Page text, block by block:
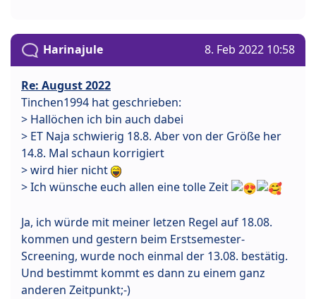
Harinajule 8. Feb 2022 10:58
Re: August 2022
Tinchen1994 hat geschrieben:
> Hallöchen ich bin auch dabei
> ET Naja schwierig 18.8. Aber von der Größe her
14.8. Mal schaun korrigiert
> wird hier nicht
> Ich wünsche euch allen eine tolle Zeit
Ja, ich würde mit meiner letzen Regel auf 18.08.
kommen und gestern beim Erstsemester-
Screening, wurde noch einmal der 13.08. bestätig.
Und bestimmt kommt es dann zu einem ganz
anderen Zeitpunkt;-)